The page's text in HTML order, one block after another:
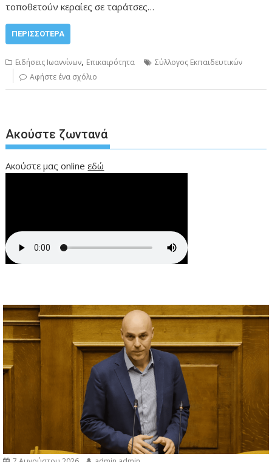
τοποθετούν κεραίες σε ταράτσες…
ΠΕΡΙΣΣΌΤΕΡΑ
Ειδήσεις Ιωαννίνων, Επικαιρότητα
Σύλλογος Εκπαιδευτικών
Αφήστε ένα σχόλιο
Ακούστε ζωντανά
Ακούστε μας onlineεδώ